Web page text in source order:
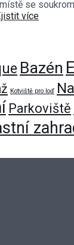
se
více
Bazén
Kotviště pro loď
Parkoviště